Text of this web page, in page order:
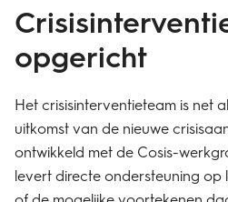
opgericht
Het crisisinterventieteam is net
uitkomst van de nieuwe
ontwikkeld met de Cosis-
levert directe ondersteuning op